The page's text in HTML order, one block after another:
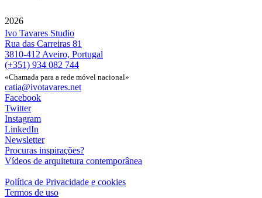
2026
Ivo Tavares Studio
Rua das Carreiras 81
3810-412 Aveiro, Portugal
(+351) 934 082 744
«Chamada para a rede móvel nacional»
catia@ivotavares.net
Facebook
Twitter
Instagram
LinkedIn
Newsletter
Procuras inspirações?
Vídeos de arquitetura contemporânea
Política de Privacidade e cookies
Termos de uso